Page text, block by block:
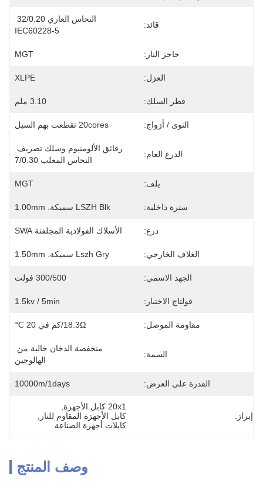
قائد:
IEC60228-5
حاجز النار: MGT
العزل: XLPE
قطر السلك: 3.10 ملم
النوى / أزواج: 20cores تقطعت بهم السبل
الدرع العام:
النحاس المعلب 7/0.30
يلف: MGT
سترة داخلية: LSZH Blk سميكة. 1.00mm
درع: الأسلاك الفولاذية المجلفنة SWA
الغلاف الخارجي: Lszh Gry سميكة. 1.50mm
الجهد الاسمي: 300/500 فولت
فولتاج الاختبار: 1.5kv / 5min
مقاومة الموصل: 18.3Ω/كم في 20 ℃
السمة:
الهالوجين
القدرة على العرض: 10000m/1days
إبراز:
20x1 كابل الأجهزة
كابل الأجهزة المقاوم للنار
كابلات أجهزة الصناعة
وصف المنتج